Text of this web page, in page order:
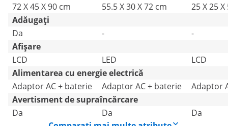
72 X 45 X 90 cm
55.5 X 30 X 72 cm
25 X 25
Adăugați
Da
-
-
Afișare
LCD
LED
LCD
Alimentarea cu energie electrică
Adaptor AC + baterie
Adaptor AC + baterie
Adaptor
Avertisment de supraîncărcare
Da
Da
Da